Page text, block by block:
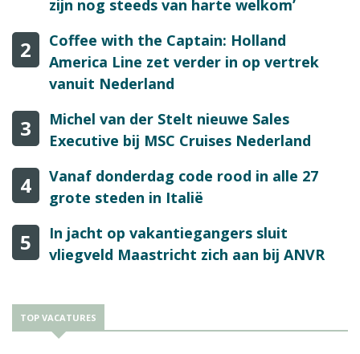
zijn nog steeds van harte welkom’
2
Coffee with the Captain: Holland
America Line zet verder in op vertrek
vanuit Nederland
3
Michel van der Stelt nieuwe Sales
Executive bij MSC Cruises Nederland
4
Vanaf donderdag code rood in alle 27
grote steden in Italië
5
In jacht op vakantiegangers sluit
vliegveld Maastricht zich aan bij ANVR
TOP VACATURES